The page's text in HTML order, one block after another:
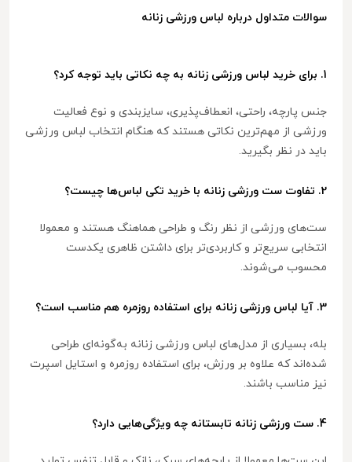
سوالات متداول درباره لباس ورزشی زنانه
1. برای خرید لباس ورزشی زنانه به چه نکاتی باید توجه کرد؟
جنس پارچه، راحتی، انعطاف‌پذیری، سایزبندی و نوع فعالیت
ورزشی از مهم‌ترین نکاتی هستند که هنگام انتخاب لباس ورزشی
باید در نظر بگیرید.
2. تفاوت ست ورزشی زنانه با خرید تکی لباس‌ها چیست؟
ست‌های ورزشی از نظر رنگ و طراحی هماهنگ هستند و معمولا
انتخابی سریع‌تر و کاربردی‌تر برای داشتن ظاهری یکدست
محسوب می‌شوند.
3. آیا لباس ورزشی زنانه برای استفاده روزمره هم مناسب است؟
بله، بسیاری از مدل‌های لباس ورزشی زنانه به‌گونه‌ای طراحی
شده‌اند که علاوه بر ورزش، برای استفاده روزمره و استایل اسپرت
نیز مناسب باشند.
4. ست ورزشی زنانه تابستانه چه ویژگی‌هایی دارد؟